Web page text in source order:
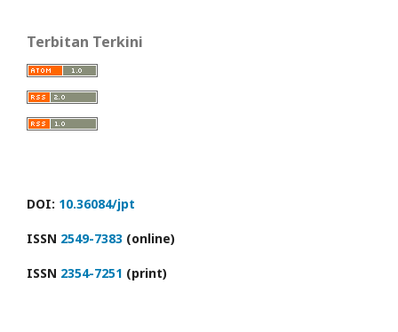
Terbitan Terkini
DOI: 10.36084/jpt
ISSN 2549-7383 (online)
ISSN 2354-7251 (print)